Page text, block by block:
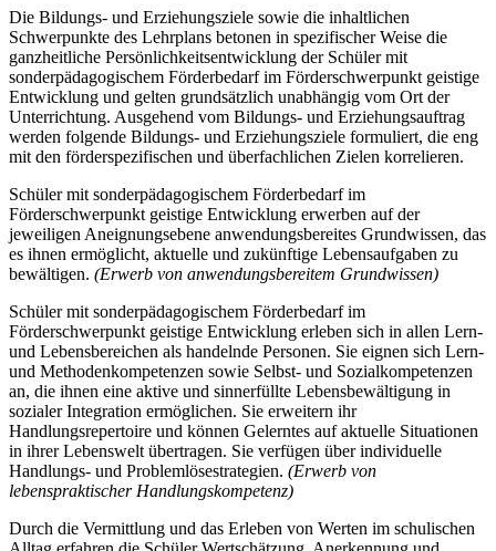
Die Bildungs- und Erziehungsziele sowie die inhaltlichen
Schwerpunkte des Lehrplans betonen in spezifischer Weise die
ganzheitliche Persönlichkeitsentwicklung der Schüler mit
sonderpädagogischem Förderbedarf im Förderschwerpunkt geistige
Entwicklung und gelten grundsätzlich unabhängig vom Ort der
Unterrichtung. Ausgehend vom Bildungs- und Erziehungsauftrag
werden folgende Bildungs- und Erziehungsziele formuliert, die eng
mit den förderspezifischen und überfachlichen Zielen korrelieren.
Schüler mit sonderpädagogischem Förderbedarf im
Förderschwerpunkt geistige Entwicklung erwerben auf der
jeweiligen Aneignungsebene anwendungsbereites Grundwissen, das
es ihnen ermöglicht, aktuelle und zukünftige Lebensaufgaben zu
bewältigen. (Erwerb von anwendungsbereitem Grundwissen)
Schüler mit sonderpädagogischem Förderbedarf im
Förderschwerpunkt geistige Entwicklung erleben sich in allen Lern-
und Lebensbereichen als handelnde Personen. Sie eignen sich Lern-
und Methodenkompetenzen sowie Selbst- und Sozialkompetenzen
an, die ihnen eine aktive und sinnerfüllte Lebensbewältigung in
sozialer Integration ermöglichen. Sie erweitern ihr
Handlungsrepertoire und können Gelerntes auf aktuelle Situationen
in ihrer Lebenswelt übertragen. Sie verfügen über individuelle
Handlungs- und Problemlösestrategien. (Erwerb von
lebenspraktischer Handlungskompetenz)
Durch die Vermittlung und das Erleben von Werten im schulischen